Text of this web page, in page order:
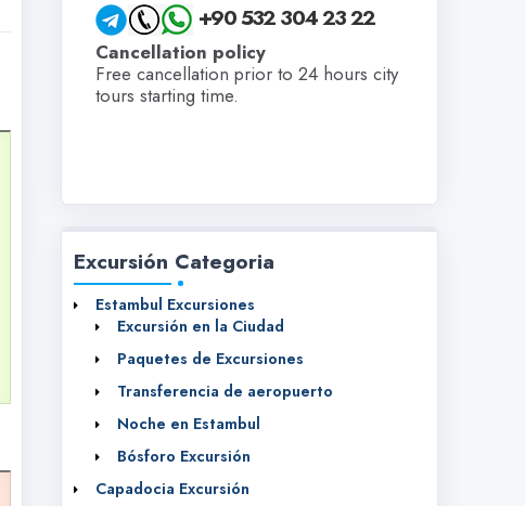
+90 532 304 23 22
Cancellation policy
Free cancellation prior to 24 hours city
tours starting time.
Excursión Categoria
Estambul Excursiones
Excursión en la Ciudad
Paquetes de Excursiones
Transferencia de aeropuerto
Noche en Estambul
Bósforo Excursión
Capadocia Excursión